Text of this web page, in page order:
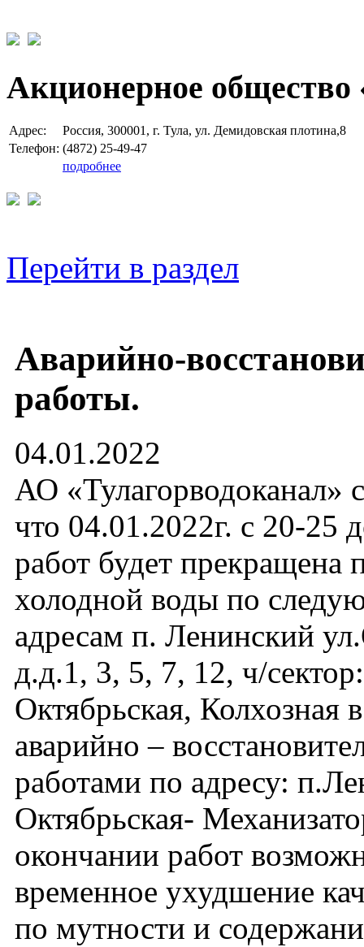
Акционерное общество
Адрес:
Россия, 300001, г. Тула, ул. Демидовская плотина,8
Телефон: (4872) 25-49-47
подробнее
Перейти в раздел
Аварийно-
работы.
04.01.2022
АО «Тулагорводоканал»
что 04.01.2022г. с 20-25
работ будет прекращена
холодной воды по
адресам п. Ленинский
д.д.1, 3, 5, 7, 12, ч/
Октябрьская, Колхозная
аварийно –
работами по адресу:
Октябрьская-
окончании работ
временное ухудшение
по мутности и